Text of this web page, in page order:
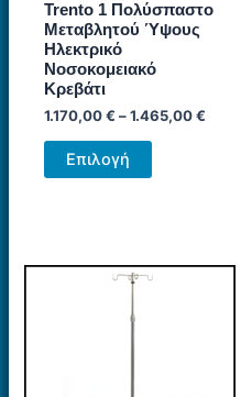
Trento 1 Πολύσπαστο
Μεταβλητού Ύψους
Ηλεκτρικό
Νοσοκομειακό
Κρεβάτι
1.170,00€ –1.465,00€
Επιλογή
Αυτό
το
παραλλαγές.